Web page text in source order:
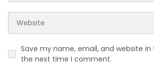
Save my name, email, and website in
the next time I comment.